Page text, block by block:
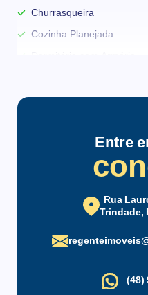
Churrasqueira
Cozinha Planejada
Reformado
WC de Empregada
Infraestrutura do
Espaço Gourmet
Entre
Rua
Trindade,
(48)